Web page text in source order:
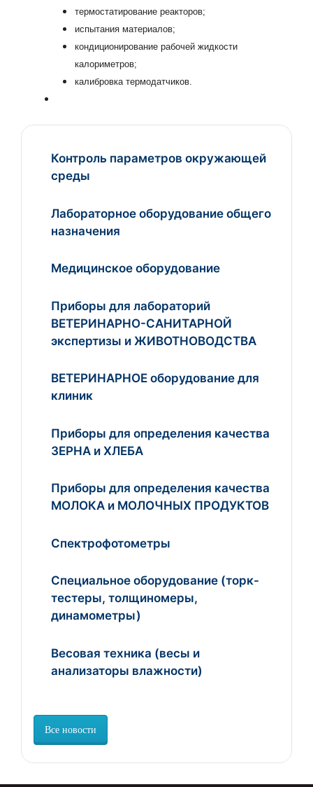
термостатирование реакторов;
испытания материалов;
кондиционирование рабочей жидкости
калориметров;
калибровка термодатчиков.
Контроль параметров окружающей
среды
Лабораторное оборудование общего
назначения
Медицинское оборудование
Приборы для лабораторий
ВЕТЕРИНАРНО-САНИТАРНОЙ
экспертизы и ЖИВОТНОВОДСТВА
ВЕТЕРИНАРНОЕ оборудование для
клиник
Приборы для определения качества
ЗЕРНА и ХЛЕБА
Приборы для определения качества
МОЛОКА и МОЛОЧНЫХ ПРОДУКТОВ
Спектрофотометры
Специальное оборудование (торк-
тестеры, толщиномеры,
динамометры)
Весовая техника (весы и
анализаторы влажности)
Все новости